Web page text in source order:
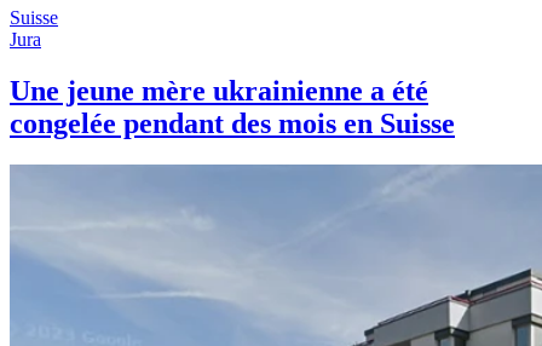
Suisse
Jura
Une jeune mère ukrainienne a été
congelée pendant des mois en Suisse